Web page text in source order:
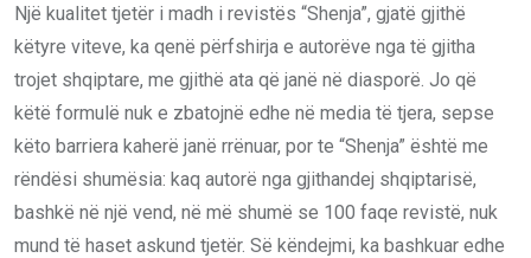
Një kualitet tjetër i madh i revistës “Shenja”, gjatë gjithë
këtyre viteve, ka qenë përfshirja e autorëve nga të gjitha
trojet shqiptare, me gjithë ata që janë në diasporë. Jo që
këtë formulë nuk e zbatojnë edhe në media të tjera, sepse
këto barriera kaherë janë rrënuar, por te “Shenja” është me
rëndësi shumësia: kaq autorë nga gjithandej shqiptarisë,
bashkë në një vend, në më shumë se 100 faqe revistë, nuk
mund të haset askund tjetër. Së këndejmi, ka bashkuar edhe